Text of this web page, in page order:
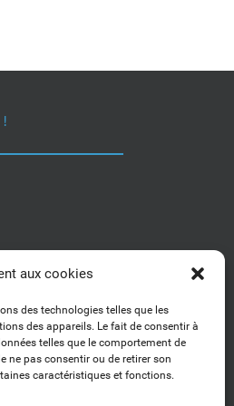
aux cookies
des technologies telles que les
des appareils. Le fait de consentir à
telles que le comportement de
ne pas consentir ou de retirer son
caractéristiques et fonctions.
!
!